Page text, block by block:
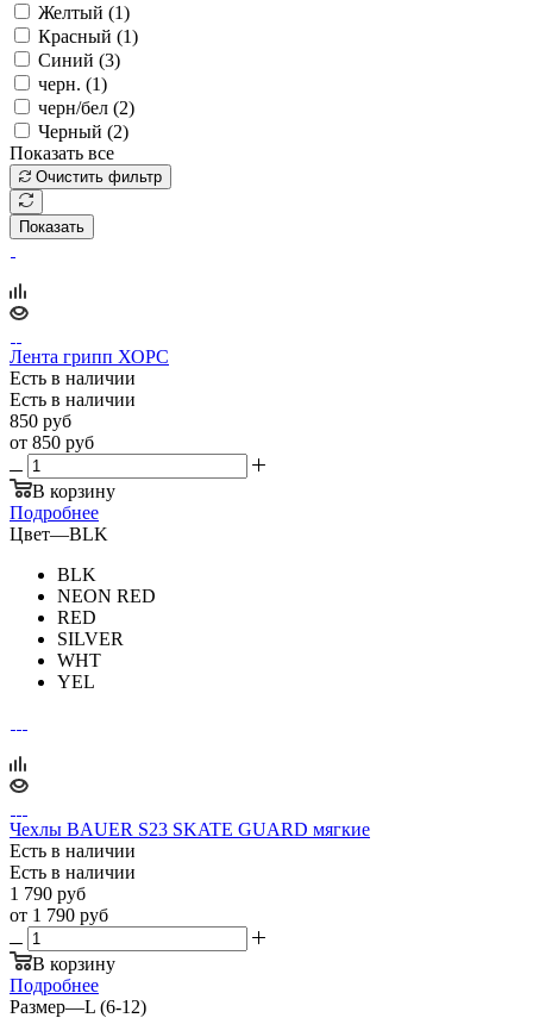
Желтый (1)
Красный (1)
Синий (3)
черн. (1)
черн/бел (2)
Черный (2)
Показать все
Очистить фильтр
Показать
Лента грипп ХОРС
Есть в наличии
Есть в наличии
850 руб
от 850 руб
В корзину
Подробнее
Цвет—BLK
BLK
NEON RED
RED
SILVER
WHT
YEL
Чехлы BAUER S23 SKATE GUARD мягкие
Есть в наличии
Есть в наличии
1 790 руб
от 1 790 руб
В корзину
Подробнее
Размер—L (6-12)